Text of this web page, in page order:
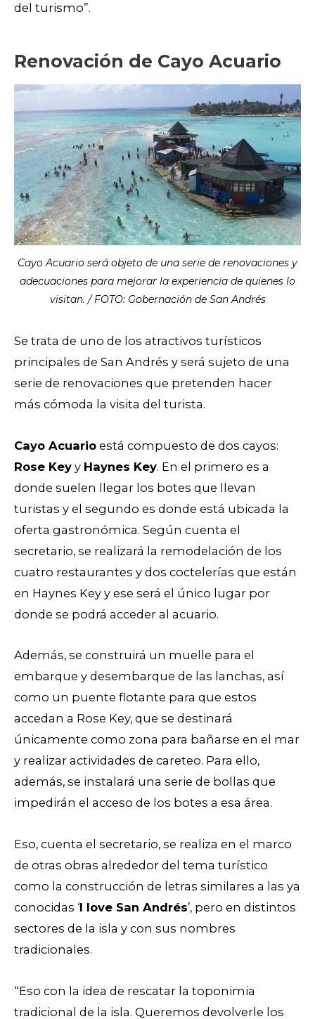
del turismo”.
Renovación de Cayo Acuario
Cayo Acuario será objeto de una serie de renovaciones y
adecuaciones para mejorar la experiencia de quienes lo
visitan. / FOTO: Gobernación de San Andrés
Se trata de uno de los atractivos turísticos
principales de San Andrés y será sujeto de una
serie de renovaciones que pretenden hacer
más cómoda la visita del turista.
Cayo Acuario está compuesto de dos cayos:
Rose Key y Haynes Key. En el primero es a
donde suelen llegar los botes que llevan
turistas y el segundo es donde está ubicada la
oferta gastronómica. Según cuenta el
secretario, se realizará la remodelación de los
cuatro restaurantes y dos coctelerías que están
en Haynes Key y ese será el único lugar por
donde se podrá acceder al acuario.
Además, se construirá un muelle para el
embarque y desembarque de las lanchas, así
como un puente flotante para que estos
accedan a Rose Key, que se destinará
únicamente como zona para bañarse en el mar
y realizar actividades de careteo. Para ello,
además, se instalará una serie de bollas que
impedirán el acceso de los botes a esa área.
Eso, cuenta el secretario, se realiza en el marco
de otras obras alrededor del tema turístico
como la construcción de letras similares a las ya
conocidas ‘I love San Andrés’, pero en distintos
sectores de la isla y con sus nombres
tradicionales.
“Eso con la idea de rescatar la toponimia
tradicional de la isla. Queremos devolverle los